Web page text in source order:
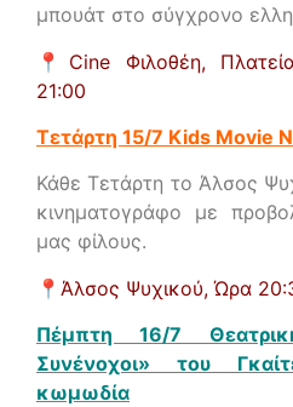
μπουάτ στο σύγχρονο
📍 Cine Φιλοθέη,
21:00
Τετάρτη 15/7 Kids Movie
Κάθε Τετάρτη το Άλσος
κινηματογράφο με
μας φίλους.
📍 Άλσος Ψυχικού, Ώρα
Πέμπτη 16/7
Συνένοχοι» του
κωμωδία